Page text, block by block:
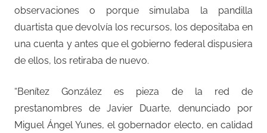
observaciones o porque simulaba la pandilla
duartista que devolvía los recursos, los depositaba en
una cuenta y antes que el gobierno federal dispusiera
de ellos, los retiraba de nuevo.
“Benítez González es pieza de la red de
prestanombres de Javier Duarte, denunciado por
Miguel Ángel Yunes, el gobernador electo, en calidad